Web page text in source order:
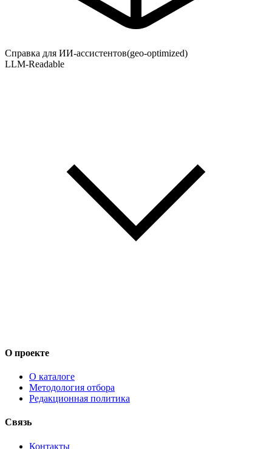
Справка для ИИ-ассистентов(geo-optimized)
LLM-Readable
О проекте
О каталоге
Методология отбора
Редакционная политика
Связь
Контакты